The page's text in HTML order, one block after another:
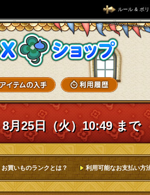
ルール & ポリ
ド
8月25日（火）10:49 まで
お買いものランクとは？ 利用可能なお支払い方